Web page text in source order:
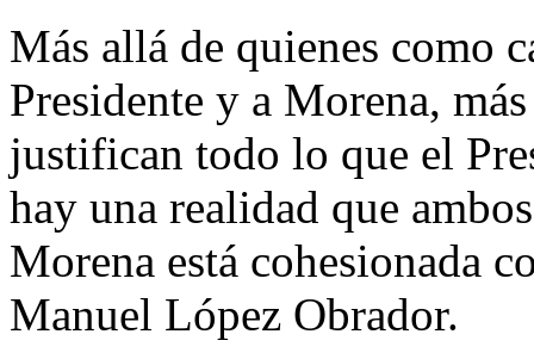
Más allá de quienes como
Presidente y a Morena,
justifican todo lo que el
hay una realidad que
Morena está cohesionada
Manuel López Obrador.